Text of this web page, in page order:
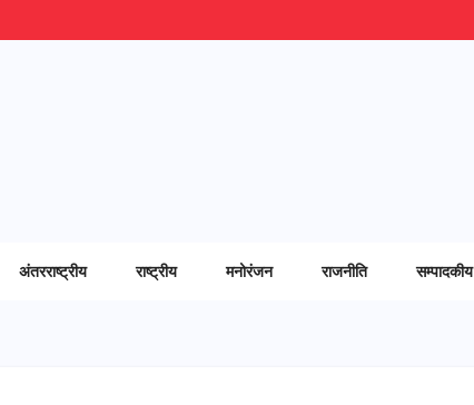
अंतरराष्ट्रीय राष्ट्रीय मनोरंजन राजनीति सम्पादकीय